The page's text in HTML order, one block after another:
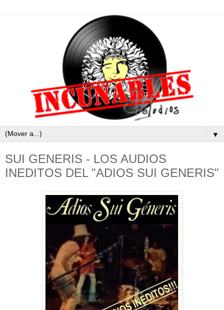
▼
SUI GENERIS - LOS AUDIOS
INEDITOS DEL "ADIOS SUI GENERIS"